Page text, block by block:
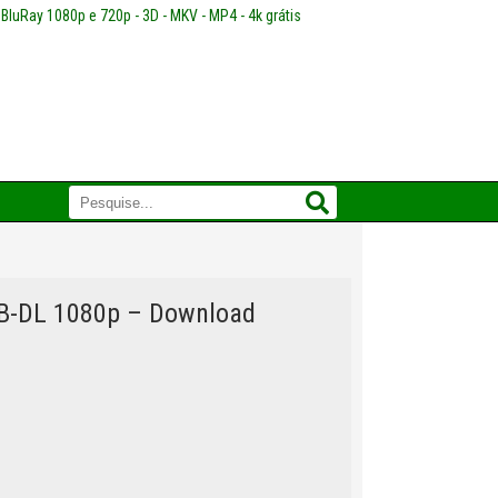
1080p e 720p - 3D - MKV - MP4 - 4k grátis
DL 1080p – Download